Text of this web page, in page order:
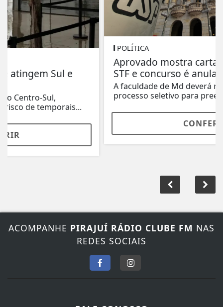
POLÍTICA
Aprovado mostra cartas de ministros do
STF e concurso é anulado
A faculdade de Md deverá realizar um novo
processo seletivo para preencher a vaga.
CONFERIR
ACOMPANHEPIRAJUÍ RÁDIO CLUBE FMNAS
REDES SOCIAIS